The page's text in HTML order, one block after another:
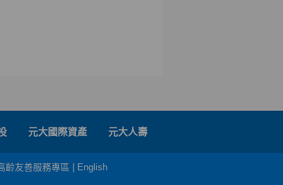
元大國際資產 元大人壽
齡友善服務專區
English